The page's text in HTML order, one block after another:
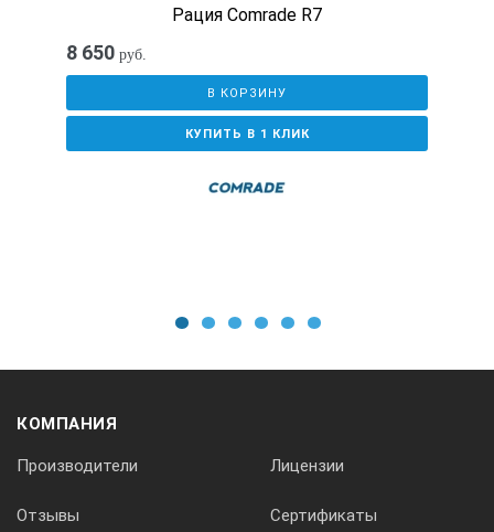
Рация Comrade R7
8 650 руб.
В КОРЗИНУ
КУПИТЬ В 1 КЛИК
КОМПАНИЯ
Производители Лицензии
Отзывы Сертификаты